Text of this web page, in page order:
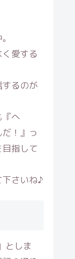
愛する
るのが
へ
！』っ
指して
さいね♪
としま